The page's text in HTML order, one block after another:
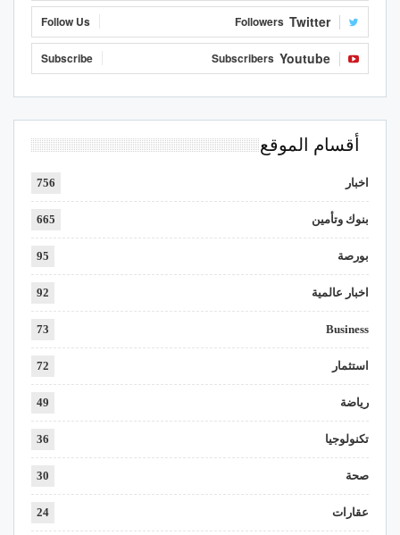
Twitter
Followers
Follow Us
Youtube
Subscribers
Subscribe
أقسام الموقع
اخبار 756
بنوك وتأمين 665
بورصة 95
اخبار عالمية 92
Business
73
استثمار 72
رياضة 49
تكنولوجيا 36
صحة 30
عقارات 24